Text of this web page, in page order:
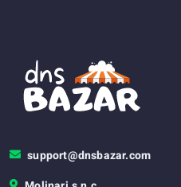
support@dnsbazar.com